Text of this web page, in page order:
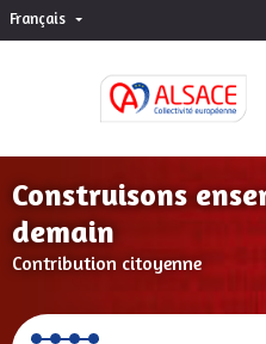
Français Choisir la langue
Construisons
demain
Contribution citoyenne